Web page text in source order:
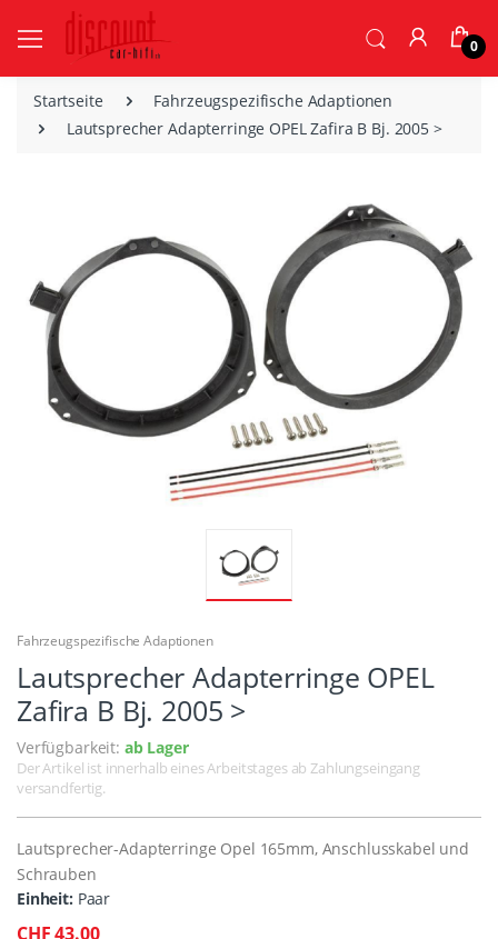
0
Startseite
Fahrzeugspezifische Adaptionen
Lautsprecher Adapterringe OPEL Zafira B Bj. 2005 >
Fahrzeugspezifische Adaptionen
Lautsprecher Adapterringe OPEL
Zafira B Bj. 2005 >
Verfügbarkeit: ab Lager
Der Artikel ist innerhalb eines Arbeitstages ab Zahlungseingang
versandfertig.
Lautsprecher-Adapterringe Opel 165mm, Anschlusskabel und
Schrauben
Einheit: Paar
CHF 43.00